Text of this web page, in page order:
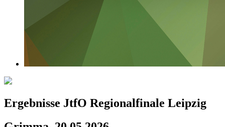
Ergebnisse JtfO Regionalfinale Leipzig